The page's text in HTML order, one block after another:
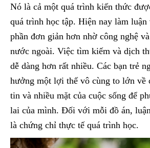
Nó là cả một quá trình kiến thức
quá trình học tập. Hiện nay làm luận
phần đơn giản hơn nhờ công nghệ
nước ngoài. Việc tìm kiếm và dịch
dễ dàng hơn rất nhiều. Các bạn trẻ
hưởng một lợi thế vô cùng to lớn về
tin và nhiều mặt của cuộc sống để
lai của mình. Đối với mỗi đồ án,
là chứng chỉ thực tế quá trình học.